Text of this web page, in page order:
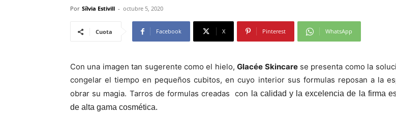
y
Por Sílvia Estivill - octubre 5, 2020
Cuota Facebook X Pinterest WhatsApp
Con una imagen tan sugerente como el hielo,Glacée Skincarese presenta como la
congelar el tiempo en pequeños cubitos, en cuyo interior sus formulas reposan a la
obrar su magia. Tarros de formulas creadas con la calidad y la excelencia de la firma
de alta gama cosmética.